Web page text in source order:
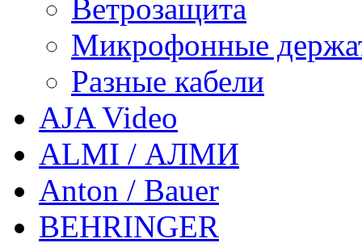
Ветрозащита
Микрофонные
Разные кабели
AJA Video
ALMI / АЛМИ
Anton / Bauer
BEHRINGER